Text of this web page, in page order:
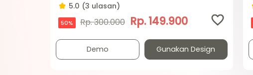
5.0 (3 ulasan)
50% Rp. 300.000 Rp. 149.900
Demo Gunakan Design